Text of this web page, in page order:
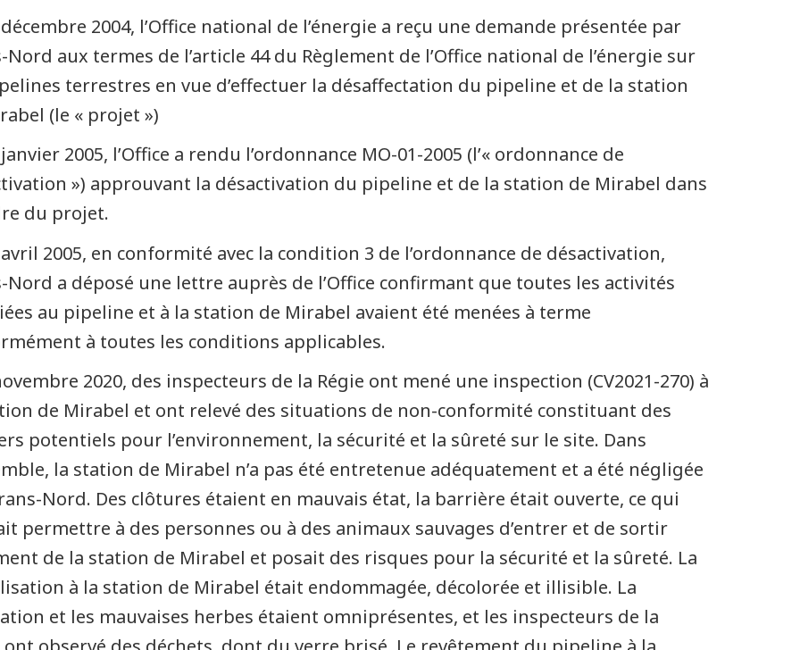
décembre 2004, l’Office national de l’énergie a reçu une demande présentée par
Nord aux termes de l’article 44 du Règlement de l’Office national de l’énergie sur
terrestres en vue d’effectuer la désaffectation du pipeline et de la station
(le « projet »)
2005, l’Office a rendu l’ordonnance MO-01-2005 (l’« ordonnance de
») approuvant la désactivation du pipeline et de la station de Mirabel dans
du projet.
avril 2005, en conformité avec la condition 3 de l’ordonnance de désactivation,
Nord a déposé une lettre auprès de l’Office confirmant que toutes les activités
au pipeline et à la station de Mirabel avaient été menées à terme
à toutes les conditions applicables.
2020, des inspecteurs de la Régie ont mené une inspection (CV2021-270) à
de Mirabel et ont relevé des situations de non-conformité constituant des
potentiels pour l’environnement, la sécurité et la sûreté sur le site. Dans
la station de Mirabel n’a pas été entretenue adéquatement et a été négligée
Nord. Des clôtures étaient en mauvais état, la barrière était ouverte, ce qui
permettre à des personnes ou à des animaux sauvages d’entrer et de sortir
de la station de Mirabel et posait des risques pour la sécurité et la sûreté. La
à la station de Mirabel était endommagée, décolorée et illisible. La
et les mauvaises herbes étaient omniprésentes, et les inspecteurs de la